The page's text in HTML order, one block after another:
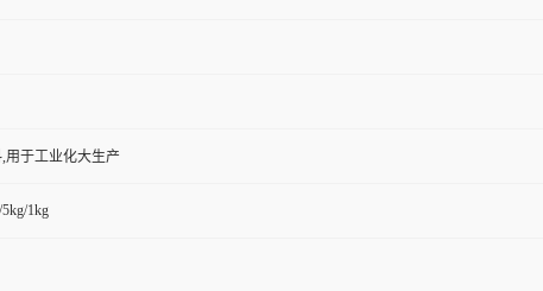
用于工业化大生产
1kg